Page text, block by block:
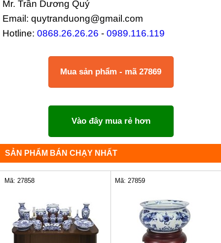
Mr. Trần Dương Quý
Email: quytranduong@gmail.com
Hotline: 0868.26.26.26 - 0989.116.119
Mua sản phẩm - mã 27869
Vào đây mua rẻ hơn
SẢN PHẨM BÁN CHẠY NHẤT
Mã: 27858 Mã: 27859